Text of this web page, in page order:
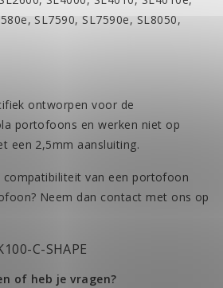
SL7590, SL7590e, SL8050,
ontworpen voor de
portofoons en werken niet op
een 2,5mm aansluiting.
compatibiliteit van een portofoon
Neem dan contact met ons op
C-SHAPE
of heb je vragen?